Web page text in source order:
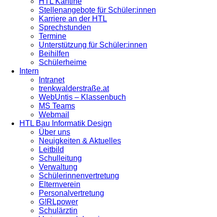
Stellenangebote für Schüler:innen
Karriere an der HTL
Sprechstunden
Termine
Unterstützung für Schüler:innen
Beihilfen
Schülerheime
Intern
Intranet
trenkwalderstraße.at
WebUntis – Klassenbuch
MS Teams
Webmail
HTL Bau Informatik Design
Über uns
Neuigkeiten & Aktuelles
Leitbild
Schulleitung
Verwaltung
Schülerinnenvertretung
Elternverein
Personalvertretung
G!RLpower
Schulärztin